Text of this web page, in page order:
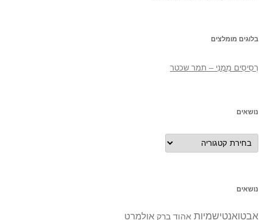
בלוגים מומלצים
רְסִיסִים מִמֶנִי – תמר שכטר
נושאים
נושאים
נושאים
אבטואנטישמיות אהוד ברק אולמרט